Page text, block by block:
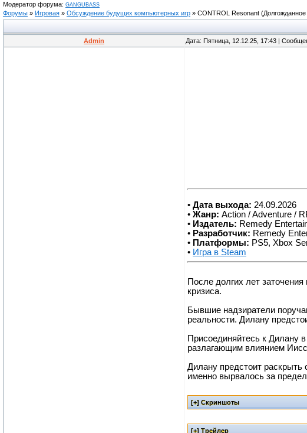
Модератор форума: GANGUBASS
Форумы » Игровая » Обсуждение будущих компьютерных игр » CONTROL Resonant
Admin Дата: Пятница, 12.12.25, 17:43 |
• Дата выхода: 24.09.2026
• Жанр: Action / Adventure /
• Издатель: Remedy
• Разработчик: Remedy
• Платформы: PS5, Xbox
• Игра в Steam
После долгих лет
кризиса.
Бывшие надзиратели
реальности. Дилану
Присоединяйтесь к Дилану
разлагающим влиянием
Дилану предстоит
именно вырвалось за